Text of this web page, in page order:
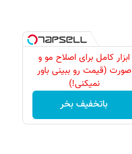
ابزار کامل برای اصلاح مو و
صورت (قیمت رو ببینی باور
نمیکنی!)
باتخفیف بخر